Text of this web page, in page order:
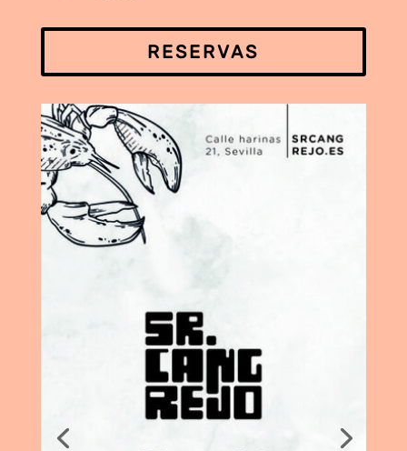
RESERVAS